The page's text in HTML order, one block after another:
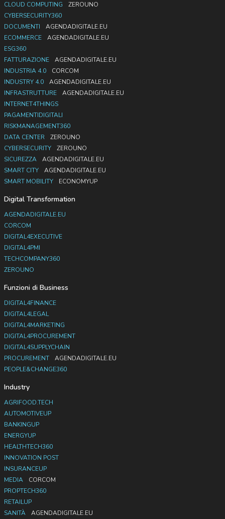
CLOUD COMPUTING
ZEROUNO
CYBERSECURITY360
DOCUMENTI
AGENDADIGITALE.EU
ECOMMERCE
AGENDADIGITALE.EU
ESG360
FATTURAZIONE
AGENDADIGITALE.EU
INDUSTRIA 4.0
CORCOM
INDUSTRY 4.0
AGENDADIGITALE.EU
INFRASTRUTTURE
AGENDADIGITALE.EU
INTERNET4THINGS
PAGAMENTIDIGITALI
RISKMANAGEMENT360
DATA CENTER
ZEROUNO
CYBERSECURITY
ZEROUNO
SICUREZZA
AGENDADIGITALE.EU
SMART CITY
AGENDADIGITALE.EU
SMART MOBILITY
ECONOMYUP
Digital Transformation
AGENDADIGITALE.EU
CORCOM
DIGITAL4EXECUTIVE
DIGITAL4PMI
TECHCOMPANY360
ZEROUNO
Funzioni di Business
DIGITAL4FINANCE
DIGITAL4LEGAL
DIGITAL4MARKETING
DIGITAL4PROCUREMENT
DIGITAL4SUPPLYCHAIN
PROCUREMENT
AGENDADIGITALE.EU
PEOPLE&CHANGE360
Industry
AGRIFOOD.TECH
AUTOMOTIVEUP
BANKINGUP
ENERGYUP
HEALTHTECH360
INNOVATION POST
INSURANCEUP
MEDIA
CORCOM
PROPTECH360
RETAILUP
SANITÀ
AGENDADIGITALE.EU